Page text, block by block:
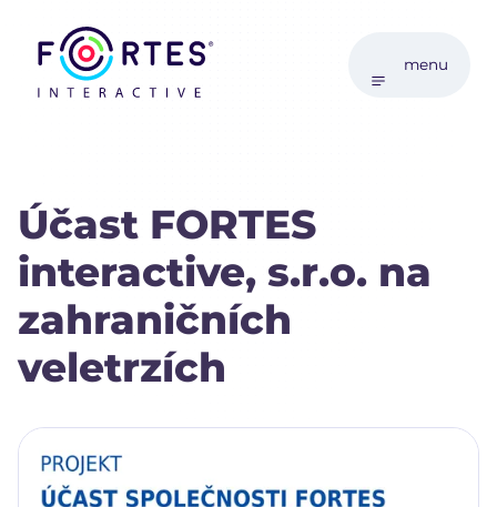
menu
Účast FORTES
interactive, s.r.o. na
zahraničních
veletrzích